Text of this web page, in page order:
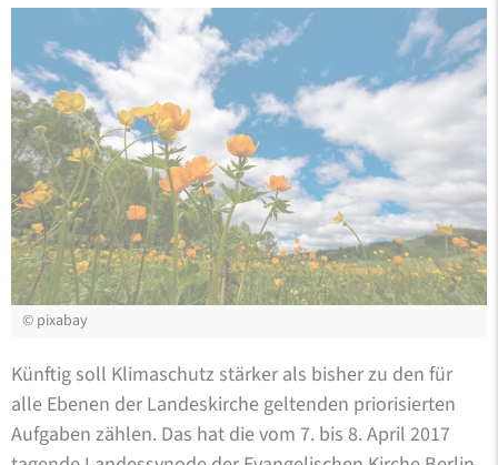
© pixabay
Künftig soll Klimaschutz stärker als bisher zu den für
alle Ebenen der Landeskirche geltenden priorisierten
Aufgaben zählen. Das hat die vom 7. bis 8. April 2017